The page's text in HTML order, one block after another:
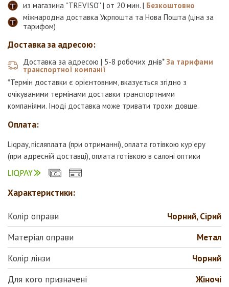
из магазина ''TREVISO'' | от 20 мин. | Безкоштовно
міжнародна доставка Укрпошта та Нова Пошта (ціна за
тарифом)
Доставка за адресою:
Доставка за адресою | 5-8 робочих днів*За тарифами
транспортної компанії
*Термін доставки є орієнтовним, вказується згідно з
очікуваними термінами доставки транспортними
компаніями. Іноді доставка може тривати трохи довше.
Оплата:
Liqpay, післяплата (при отриманні), оплата готівкою кур'єру
(при адресній доставці), оплата готівкою в салоні оптики
Характеристики:
Колір оправи
Чорний, Сірий
Матеріал оправи
Метал
Колір лінзи
Чорний
Для кого призначені
Жіночі